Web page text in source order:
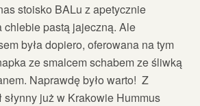
stoisko BALu z apetycznie
chlebie pastą jajeczną. Ale
była dopiero, oferowana na tym
ze smalcem schabem ze śliwką
Naprawdę było warto! Z
słynny już w Krakowie Hummus